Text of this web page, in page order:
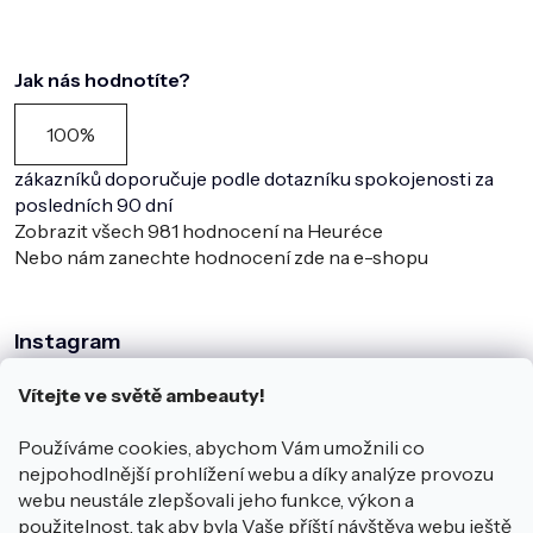
Vítejte ve světě ambeauty!
Používáme cookies, abychom Vám umožnili co
nejpohodlnější prohlížení webu a díky analýze provozu
webu neustále zlepšovali jeho funkce, výkon a
použitelnost, tak aby byla Vaše příští návštěva webu ještě
Jak nás hodnotíte?
100%
zákazníků doporučuje podle dotazníku spokojenosti za
posledních 90 dní
Zobrazit všech 981 hodnocení na Heuréce
Nebo nám zanechte hodnocení zde na e-shopu
Instagram